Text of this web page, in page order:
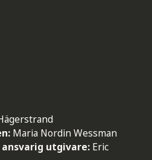
Maria Nordin Wessman
utgivare: Eric